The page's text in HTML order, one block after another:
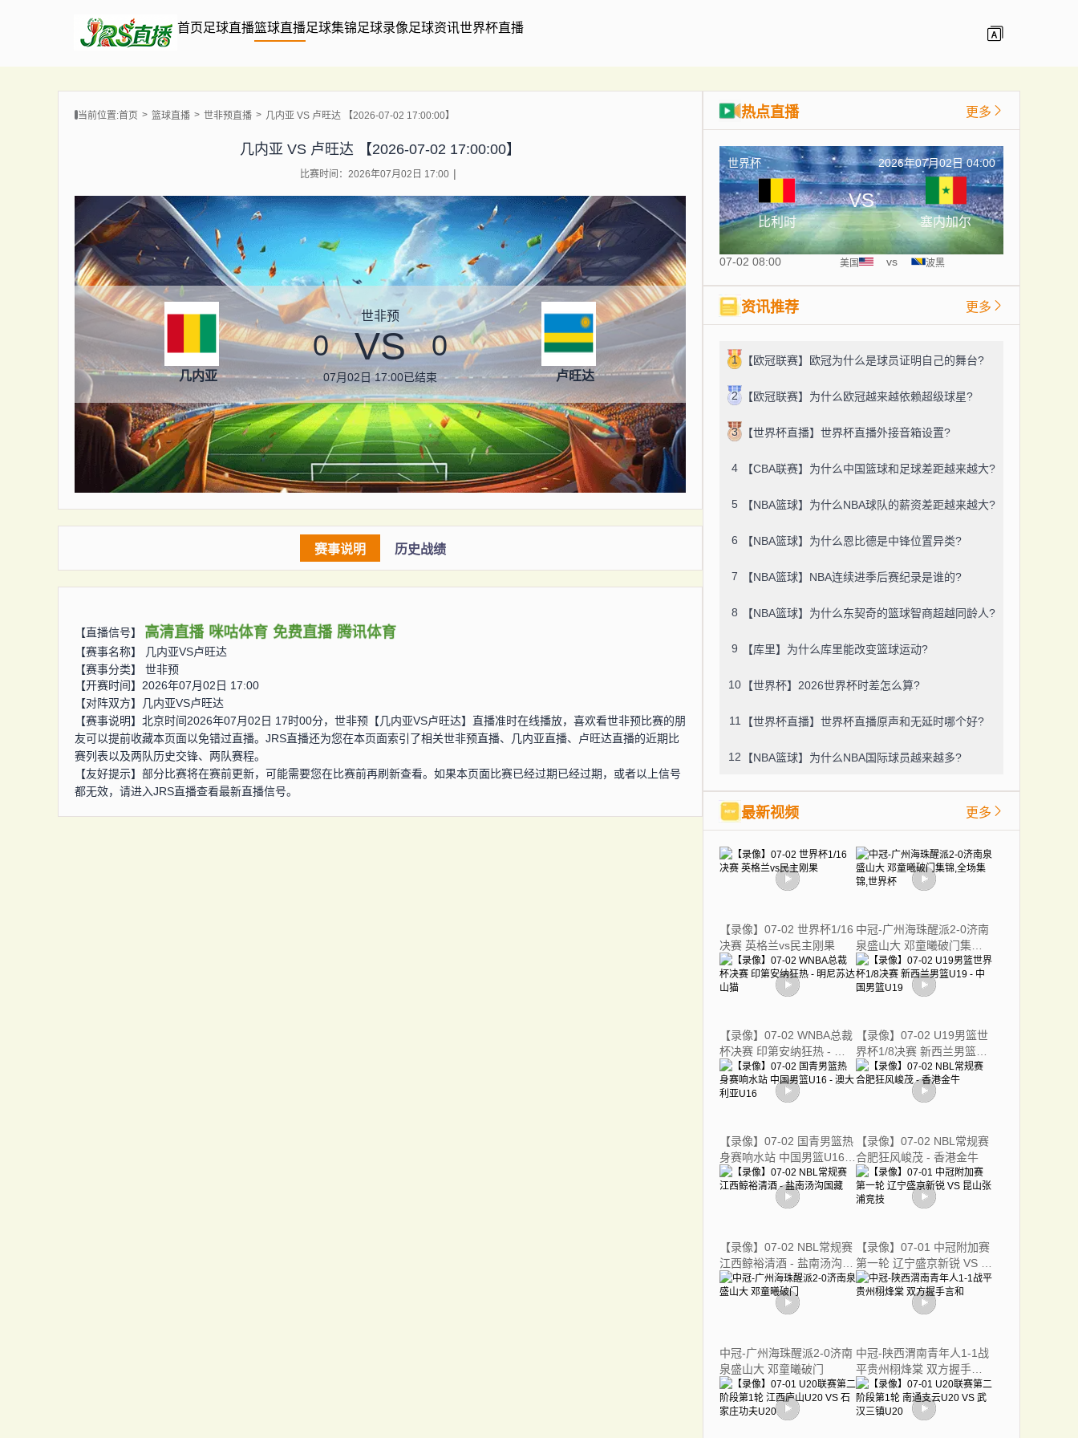
首页足球直播篮球直播足球集锦足球录像足球资讯世界杯直播
当前位置:首页 篮球直播 世非预直播 几内亚 VS 卢旺达 【2026-07-02 17:00:00】
几内亚 VS 卢旺达 【2026-07-02 17:00:00】
比赛时间：2026年07月02日 17:00
几内亚
世非预
0 VS 0
07月02日 17:00已结束 卢旺达
赛事说明 历史战绩
【直播信号】 高清直播 咪咕体育 免费直播 腾讯体育
【赛事名称】
几内亚VS卢旺达
【赛事分类】 世非预
【开赛时间】2026年07月02日 17:00
【对阵双方】
几内亚VS卢旺达
【赛事说明】北京时间2026年07月02日 17时00分，世非预【几内亚VS卢旺达】直播准时在线播放，喜欢看世非预比赛的朋
友可以提前收藏本页面以免错过直播。JRS直播还为您在本页面索引了相关世非预直播、几内亚直播、卢旺达直播的近期比
赛列表以及两队历史交锋、两队赛程。
【友好提示】部分比赛将在赛前更新，可能需要您在比赛前再刷新查看。如果本页面比赛已经过期已经过期，或者以上信号
都无效，请进入JRS直播查看最新直播信号。
热点直播 更多
世界杯 2026年07月02日 04:00
比利时
VS
塞内加尔
07-02 08:00 美国 vs 波黑
资讯推荐 更多
1 【欧冠联赛】欧冠为什么是球员证明自己的舞台?
2 【欧冠联赛】为什么欧冠越来越依赖超级球星?
3 【世界杯直播】世界杯直播外接音箱设置?
4 【CBA联赛】为什么中国篮球和足球差距越来越大?
5 【NBA篮球】为什么NBA球队的薪资差距越来越大?
6 【NBA篮球】为什么恩比德是中锋位置异类?
7 【NBA篮球】NBA连续进季后赛纪录是谁的?
8 【NBA篮球】为什么东契奇的篮球智商超越同龄人?
9 【库里】为什么库里能改变篮球运动?
10 【世界杯】2026世界杯时差怎么算?
11 【世界杯直播】世界杯直播原声和无延时哪个好?
12 【NBA篮球】为什么NBA国际球员越来越多?
最新视频 更多
【录像】07-02 世界杯1/16
决赛 英格兰vs民主刚果
中冠-广州海珠醒派2-0济南
泉盛山大 邓童曦破门集锦,
全场集锦,世界杯
【录像】07-02 WNBA总裁
杯决赛 印第安纳狂热 - 明
尼苏达山猫
【录像】07-02 U19男篮世
界杯1/8决赛 新西兰男篮
U19 - 中国男篮U19
【录像】07-02 国青男篮热
身赛响水站 中国男篮U16 -
澳大利亚U16
【录像】07-02 NBL常规赛
合肥狂风峻茂 - 香港金牛
【录像】07-02 NBL常规赛
江西鲸裕清酒 - 盐南汤沟国
藏
【录像】07-01 中冠附加赛
第一轮 辽宁盛京新锐 VS 昆
山张浦竞技
中冠-广州海珠醒派2-0济南
泉盛山大 邓童曦破门
中冠-陕西渭南青年人1-1战
平贵州栩烽棠 双方握手言
和